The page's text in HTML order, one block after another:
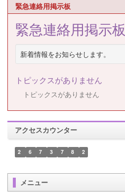
緊急連絡用掲示板
緊急連絡用掲示板
新着情報をお知らせします。
トピックスがありません
トピックスがありません
アクセスカウンター
2 6 7 3 7 8 2
メニュー